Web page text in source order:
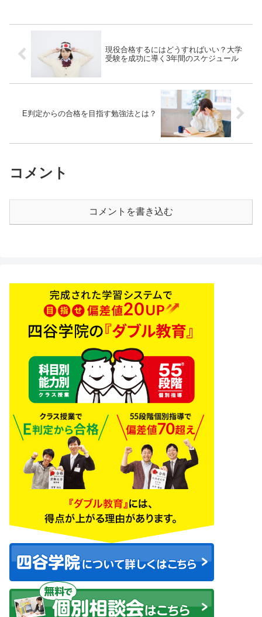
現役合格するにはどうすればいい？大学
受験を成功に導く3年間のスケジュール
E判定からの合格を目指す勉強法とは？
コメント
コメントを書き込む